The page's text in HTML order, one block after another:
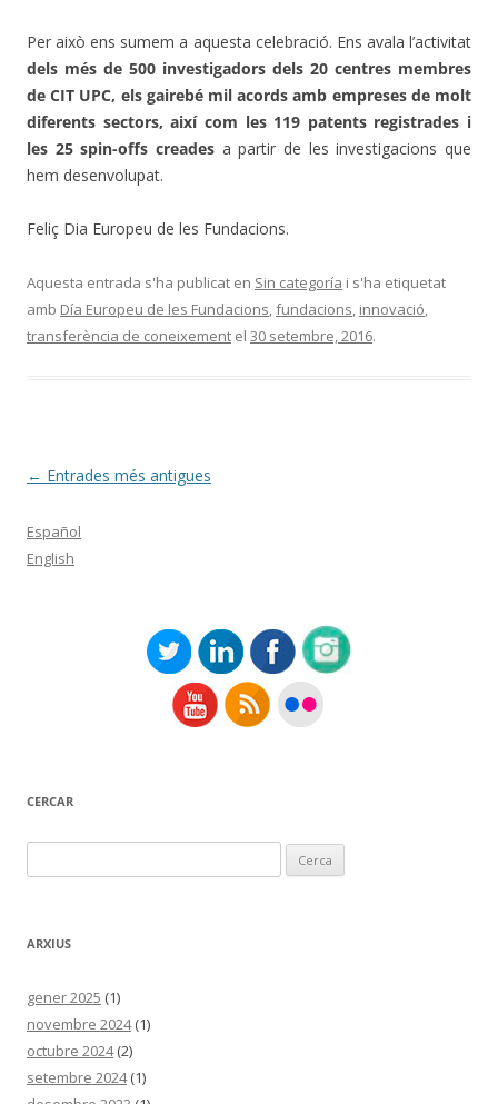
Per això ens sumem a aquesta celebració. Ens avala l’activitat
dels més de 500 investigadors dels 20 centres membres
de CIT UPC, els gairebé mil acords amb empreses de molt
diferents sectors, així com les 119 patents registrades i
les 25 spin-offs creades a partir de les investigacions que
hem desenvolupat.
Feliç Dia Europeu de les Fundacions.
Aquesta entrada s'ha publicat en Sin categoría i s'ha etiquetat
amb Día Europeu de les Fundacions,fundacions, innovació,
transferència de coneixement el 30 setembre, 2016.
Navegació
les
entrades
← Entrades més antigues
Español
English
CERCAR
ARXIUS
gener 2025 (1)
novembre 2024(1)
octubre 2024(2)
setembre 2024(1)